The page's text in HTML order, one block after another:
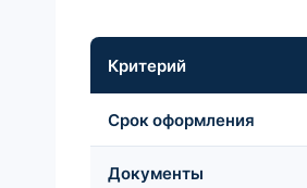
Критерий
Срок оформления
Документы